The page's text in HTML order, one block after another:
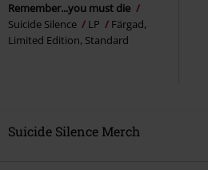
Remember...you must die
Suicide Silence
LP
Färgad,
Limited Edition, Standard
Suicide Silence Merch